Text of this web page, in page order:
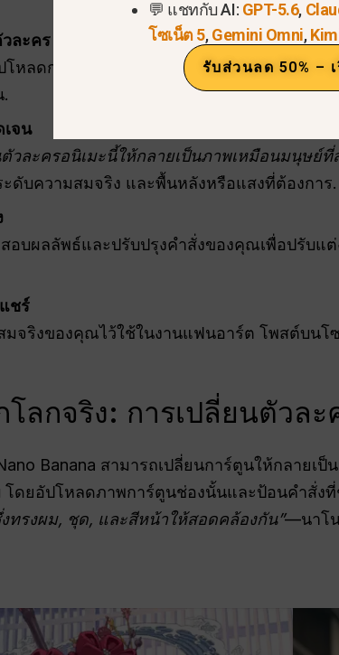
ละคร
โหลดการ์ตูนหรือตัวละครที่วาดภาพประกอบที่
จน
ตัวละครอนิเมะนี้ให้กลายเป็นภาพเหมือนมนุษย์
ดับความสมจริง และพื้นหลังหรือแสงที่ต้องการ.
อบผลลัพธ์และปรับปรุงคำสั่งของคุณเพื่อปรับแ
ชร์
มจริงของคุณไว้ใช้ในงานแฟนอาร์ต โพสต์บน
โลกจริง: การเปลี่ยนตัวล
Banana สามารถเปลี่ยนการ์ตูนให้กลายเ
โดยอัปโหลดภาพการ์ตูนช่องนั้นและป้อนคำสั่ง
ทรงผม, ชุด, และสีหน้าให้สอดคล้องกัน”—นาโน
💬 แชทกับ AI: GPT-5.6,
โซเน็ต 5,Gemini Omni,
รับส่วนลด 50% –